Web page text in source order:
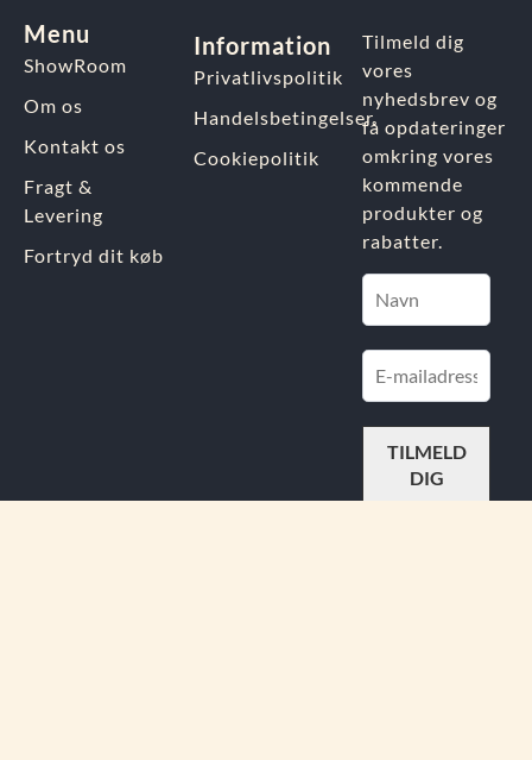
Menu
ShowRoom
Om os
Kontakt os
Fragt &
Levering
Fortryd dit køb
Information
Privatlivspolitik
Handelsbetingelser
Cookiepolitik
Tilmeld dig
vores
nyhedsbrev og
få opdateringer
omkring vores
kommende
produkter og
rabatter.